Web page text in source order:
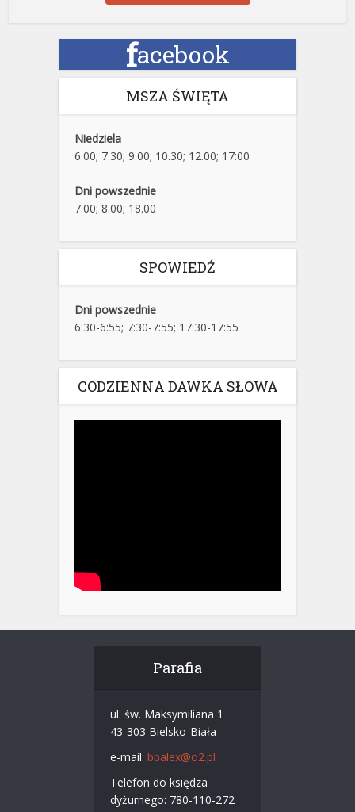
facebook
MSZA ŚWIĘTA
Niedziela
6.00; 7.30; 9.00; 10.30; 12.00; 17:00
Dni powszednie
7.00; 8.00; 18.00
SPOWIEDŹ
Dni powszednie
6:30-6:55; 7:30-7:55; 17:30-17:55
CODZIENNA DAWKA SŁOWA
Parafia
ul. św. Maksymiliana 1
43-303 Bielsko-Biała
e-mail: bbalex@o2.pl
Telefon do księdza
dyżurnego: 780-110-272